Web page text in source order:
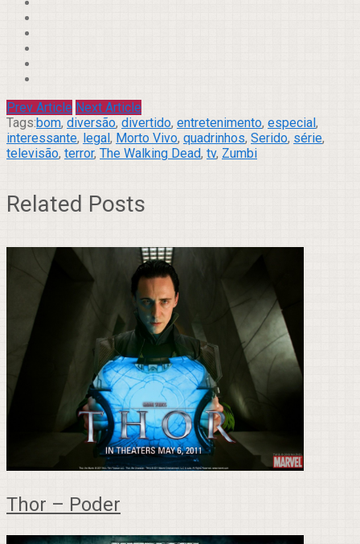
Prev Article Next Article
Tags:bom, diversão, divertido, entretenimento, especial,
interessante, legal, Morto Vivo, quadrinhos, Serido, série,
televisão, terror, The Walking Dead, tv, Zumbi
Related Posts
Thor – Poder